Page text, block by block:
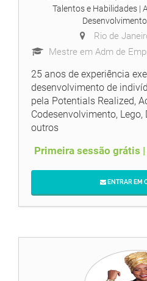
Talentos e Habilidades |
Rio de
Mestre em Adm de Empresas, PUC-RJ, Certificação
25 anos de experiência
desenvolvimento de
pela Potentials Realized,
Codesenvolvimento,
outros
Primeira sessão grátis |
ENTRAR EM